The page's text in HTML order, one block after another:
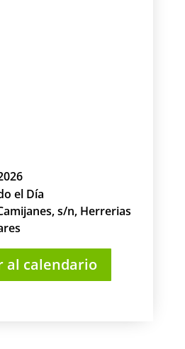
el Día
s/n, Herrerias
al calendario